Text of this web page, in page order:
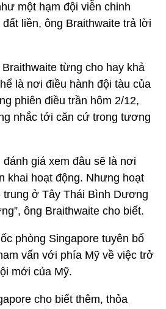
một hạm đội viễn chinh
liền, ông Braithwaite trả lời
từng cho hay khả
là nơi điều hành đội tàu của
phiên điều trần hôm 2/12,
nhắc tới căn cứ trong tương
đánh giá xem đâu sẽ là nơi
khai hoạt động. Nhưng hoạt
trung ở Tây Thái Bình Dương
ông Braithwaite cho biết.
phòng Singapore tuyên bố
vấn với phía Mỹ về việc trở
mới của Mỹ.
cho biết thêm, thỏa